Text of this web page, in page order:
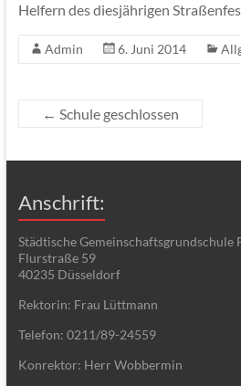
Helfern des diesjährigen
Admin 6. Juni 2014
← Schule geschlossen
Anschrift:
Städtische Gemeinschaftsgrundschule
Flurstraße 59
40235 Düsseldorf
Rektorin: Frau Lüttmann
Telefon: 0211/89-24559
Konrektor: Herr Wobbermin